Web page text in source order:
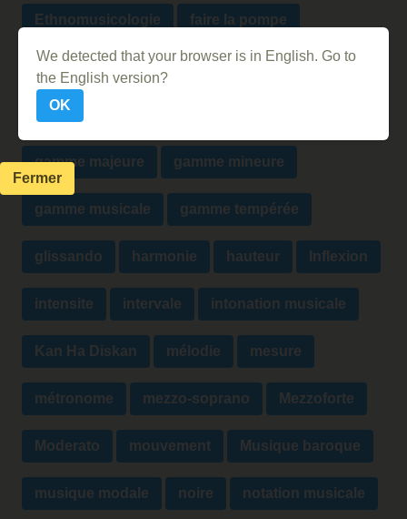
Ethnomusicologie faire la pompe
figures de silence
gamme diatonique
gamme majeure gamme mineure
gamme musicale gamme tempérée
glissando harmonie hauteur Inflexion
intensite intervale intonation musicale
Kan Ha Diskan mélodie mesure
métronome mezzo-soprano Mezzoforte
Moderato mouvement Musique baroque
musique modale noire notation musicale
We detected that your browser is in English. Go to
the English version?
OK
Fermer